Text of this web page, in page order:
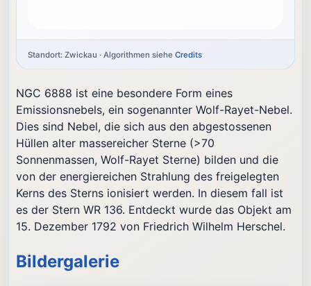
Standort: Zwickau · Algorithmen sieheCredits
NGC 6888 ist eine besondere Form eines
Emissionsnebels, ein sogenannter Wolf-Rayet-Nebel.
Dies sind Nebel, die sich aus den abgestossenen
Hüllen alter massereicher Sterne (>70
Sonnenmassen, Wolf-Rayet Sterne) bilden und die
von der energiereichen Strahlung des freigelegten
Kerns des Sterns ionisiert werden. In diesem fall ist
es der Stern WR 136. Entdeckt wurde das Objekt am
15. Dezember 1792 von Friedrich Wilhelm Herschel.
Bildergalerie